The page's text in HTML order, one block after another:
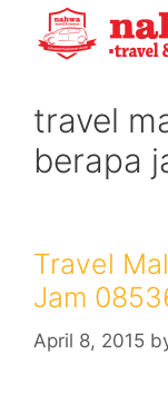
travel
berapa
Travel
Jam
April 8, 2015